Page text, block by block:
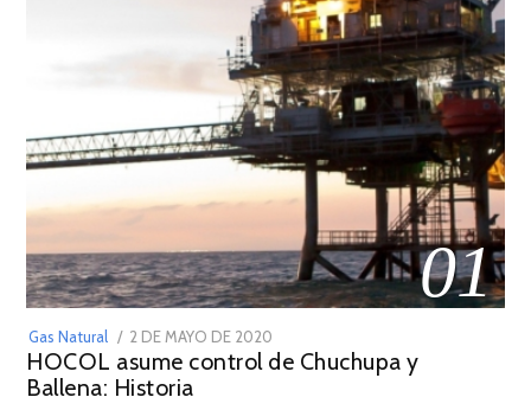
01
Gas Natural
POSTED
ON
2 DE MAYO DE 2020
DE
HOCOL asume control de Chuchupa y
Ballena: Historia